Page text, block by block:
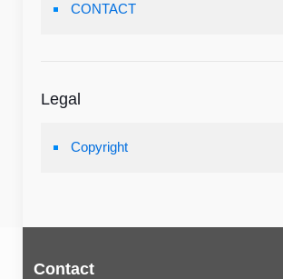
CONTACT
Legal
Copyright
Contact